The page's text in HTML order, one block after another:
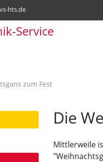
hts.de
zum Fest
Die
Mittlerweile